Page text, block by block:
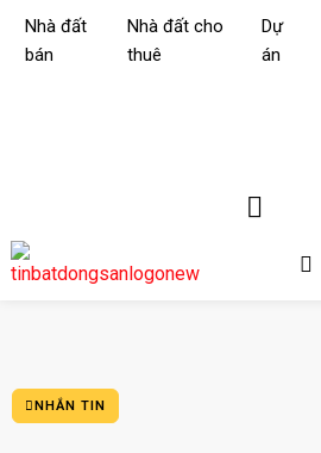
Nhà đất
bán
Nhà đất cho
thuê
Dự
án
NHẮN TIN